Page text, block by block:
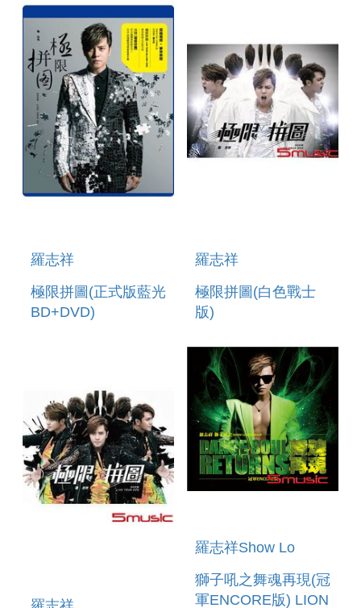
羅志祥
極限拼圖(正式版藍光
BD+DVD)
羅志祥
極限拼圖(白色戰士
版)
羅志祥Show Lo
獅子吼之舞魂再現(冠
軍ENCORE版) LION